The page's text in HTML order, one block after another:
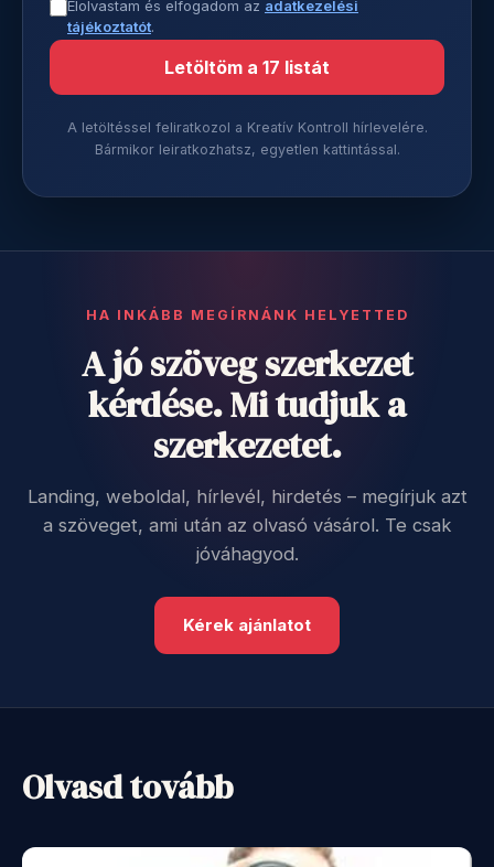
Elolvastam és elfogadom az adatkezelési
tájékoztatót.
Letöltöm a 17 listát
A letöltéssel feliratkozol a Kreatív Kontroll hírlevelére.
Bármikor leiratkozhatsz, egyetlen kattintással.
HA INKÁBB MEGÍRNÁNK HELYETTED
A jó szöveg szerkezet
kérdése. Mi tudjuk a
szerkezetet.
Landing, weboldal, hírlevél, hirdetés – megírjuk azt
a szöveget, ami után az olvasó vásárol. Te csak
jóváhagyod.
Kérek ajánlatot
Olvasd tovább